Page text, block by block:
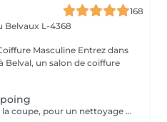
168
Belvaux L-4368
Entrez dans
Belval, un salon de coiffure
Le shampoing est inclus après la coupe, pour un nettoyage en profondeur et un soin optimal. Le coiffage, réalisé en fin de prestation, garantit un style parfaitement maîtrisé et durable.